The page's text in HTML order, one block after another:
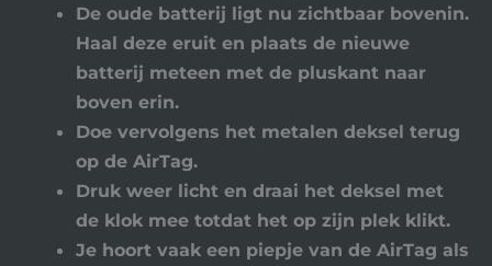
De oude batterij ligt nu zichtbaar bovenin.
Haal deze eruit en plaats de nieuwe
batterij meteen met de pluskant naar
boven erin.
Doe vervolgens het metalen deksel terug
op de AirTag.
Druk weer licht en draai het deksel met
de klok mee totdat het op zijn plek klikt.
Je hoort vaak een piepje van de AirTag als